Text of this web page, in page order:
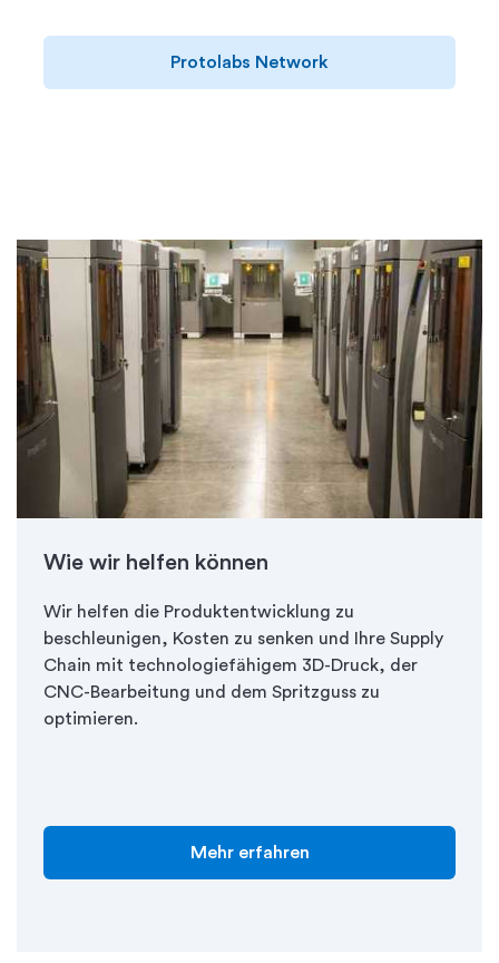
Protolabs Network
Wie wir helfen können
Wir helfen die Produktentwicklung zu
beschleunigen, Kosten zu senken und Ihre Supply
Chain mit technologiefähigem 3D-Druck, der
CNC-Bearbeitung und dem Spritzguss zu
optimieren.
Mehr erfahren